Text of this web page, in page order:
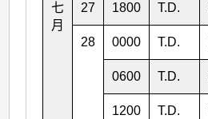
七
月
27 1800 T.D.
28 0000 T.D.
0600 T.D.
1200 T.D.